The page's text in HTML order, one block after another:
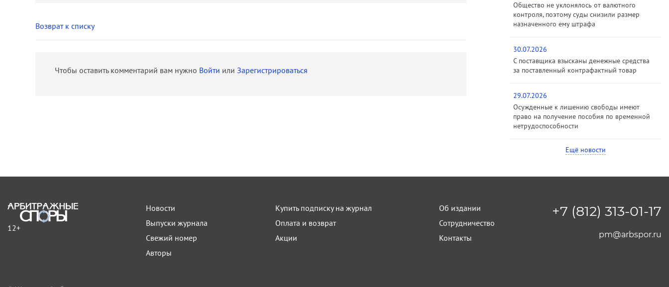
Возврат к списку
Чтобы оставить комментарий вам нужно Войти или Зарегистрироваться
Общество не уклонялось от валютного
контроля, поэтому суды снизили размер
назначенного ему штрафа
30.07.2026
С поставщика взысканы денежные средства
за поставленный контрафактный товар
29.07.2026
Осужденные к лишению свободы имеют
право на получение пособия по временной
нетрудоспособности
Ещё новости
12+
Новости
Выпуски журнала
Свежий номер
Авторы
Купить подписку на журнал
Оплата и возврат
Акции
Об издании
Сотрудничество
Контакты
+7 (812) 313-01-17
pm@arbspor.ru